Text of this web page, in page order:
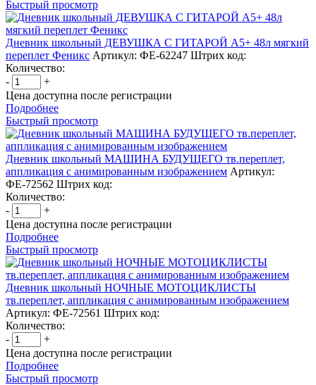
Быстрый просмотр
Дневник школьный ДЕВУШКА С ГИТАРОЙ А5+ 48л мягкий
переплет Феникс Артикул: ФЕ-62247 Штрих код:
Количество:
-
+
Цена доступна после регистрации
Подробнее
Быстрый просмотр
Дневник школьный МАШИНА БУДУЩЕГО тв.переплет,
аппликация с анимированным изображением Артикул:
ФЕ-72562 Штрих код:
Количество:
-
+
Цена доступна после регистрации
Подробнее
Быстрый просмотр
Дневник школьный НОЧНЫЕ МОТОЦИКЛИСТЫ
тв.переплет, аппликация с анимированным изображением
Артикул: ФЕ-72561 Штрих код:
Количество:
-
+
Цена доступна после регистрации
Подробнее
Быстрый просмотр